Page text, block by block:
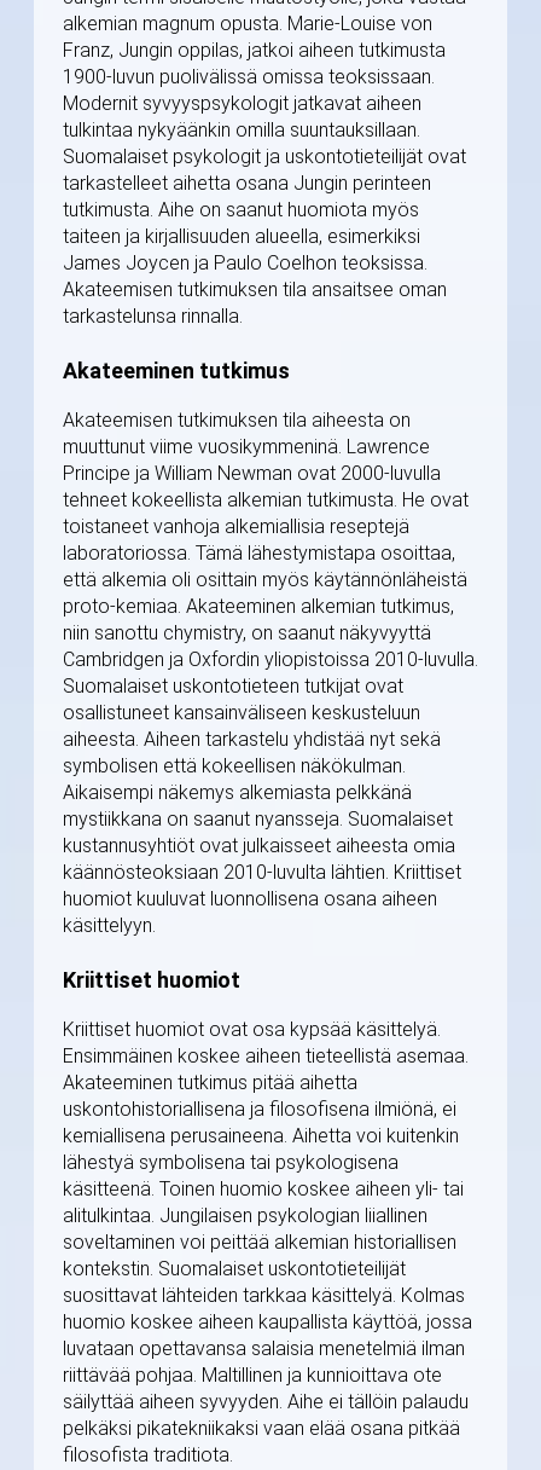
alkemian magnum opusta. Marie-Louise von
Franz, Jungin oppilas, jatkoi aiheen tutkimusta
1900-luvun puolivälissä omissa teoksissaan.
Modernit syvyyspsykologit jatkavat aiheen
tulkintaa nykyäänkin omilla suuntauksillaan.
Suomalaiset psykologit ja uskontotieteilijät ovat
tarkastelleet aihetta osana Jungin perinteen
tutkimusta. Aihe on saanut huomiota myös
taiteen ja kirjallisuuden alueella, esimerkiksi
James Joycen ja Paulo Coelhon teoksissa.
Akateemisen tutkimuksen tila ansaitsee oman
tarkastelunsa rinnalla.
Akateeminen tutkimus
Akateemisen tutkimuksen tila aiheesta on
muuttunut viime vuosikymmeninä. Lawrence
Principe ja William Newman ovat 2000-luvulla
tehneet kokeellista alkemian tutkimusta. He ovat
toistaneet vanhoja alkemiallisia reseptejä
laboratoriossa. Tämä lähestymistapa osoittaa,
että alkemia oli osittain myös käytännönläheistä
proto-kemiaa. Akateeminen alkemian tutkimus,
niin sanottu chymistry, on saanut näkyvyyttä
Cambridgen ja Oxfordin yliopistoissa 2010-luvulla.
Suomalaiset uskontotieteen tutkijat ovat
osallistuneet kansainväliseen keskusteluun
aiheesta. Aiheen tarkastelu yhdistää nyt sekä
symbolisen että kokeellisen näkökulman.
Aikaisempi näkemys alkemiasta pelkkänä
mystiikkana on saanut nyansseja. Suomalaiset
kustannusyhtiöt ovat julkaisseet aiheesta omia
käännösteoksiaan 2010-luvulta lähtien. Kriittiset
huomiot kuuluvat luonnollisena osana aiheen
käsittelyyn.
Kriittiset huomiot
Kriittiset huomiot ovat osa kypsää käsittelyä.
Ensimmäinen koskee aiheen tieteellistä asemaa.
Akateeminen tutkimus pitää aihetta
uskontohistoriallisena ja filosofisena ilmiönä, ei
kemiallisena perusaineena. Aihetta voi kuitenkin
lähestyä symbolisena tai psykologisena
käsitteenä. Toinen huomio koskee aiheen yli- tai
alitulkintaa. Jungilaisen psykologian liiallinen
soveltaminen voi peittää alkemian historiallisen
kontekstin. Suomalaiset uskontotieteilijät
suosittavat lähteiden tarkkaa käsittelyä. Kolmas
huomio koskee aiheen kaupallista käyttöä, jossa
luvataan opettavansa salaisia menetelmiä ilman
riittävää pohjaa. Maltillinen ja kunnioittava ote
säilyttää aiheen syvyyden. Aihe ei tällöin palaudu
pelkäksi pikatekniikaksi vaan elää osana pitkää
filosofista traditiota.